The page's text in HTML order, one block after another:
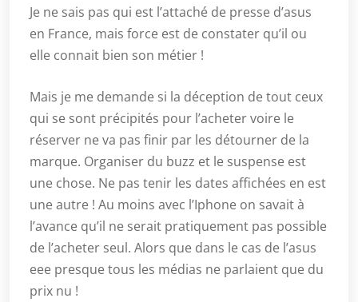
Je ne sais pas qui est l’attaché de presse d’asus
en France, mais force est de constater qu’il ou
elle connait bien son métier !
Mais je me demande si la déception de tout ceux
qui se sont précipités pour l’acheter voire le
réserver ne va pas finir par les détourner de la
marque. Organiser du buzz et le suspense est
une chose. Ne pas tenir les dates affichées en est
une autre ! Au moins avec l’Iphone on savait à
l’avance qu’il ne serait pratiquement pas possible
de l’acheter seul. Alors que dans le cas de l’asus
eee presque tous les médias ne parlaient que du
prix nu !